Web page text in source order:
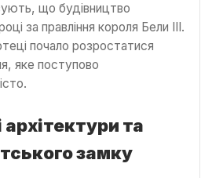
що будівництво
за правління короля Бели ІІІ.
почало розростатися
яке поступово
та
замку